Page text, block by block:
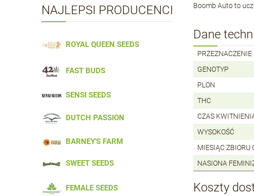
NAJLEPSI PRODUCENCI
ROYAL QUEEN SEEDS
FAST BUDS
SENSI SEEDS
DUTCH PASSION
BARNEY'S FARM
SWEET SEEDS
FEMALE SEEDS
Boomb Auto to
Dane
PRZEZNACZENIE
GENOTYP
PLON
THC
CZAS
WYSOKOŚĆ
MIESIĄC ZBIORU
NASIONA
Koszty